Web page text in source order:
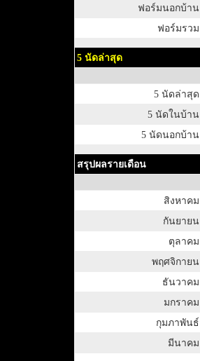
ฟอร์มนอกบ้าน
ฟอร์มรวม
5 นัดล่าสุด
5 นัดล่าสุด
5 นัดในบ้าน
5 นัดนอกบ้าน
สรุปผลรายเดือน
สิงหาคม
กันยายน
ตุลาคม
พฤศจิกายน
ธันวาคม
มกราคม
กุมภาพันธ์
มีนาคม